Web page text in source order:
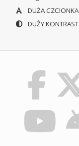
DUŻA CZCIONKA
DUŻY KONTRAST